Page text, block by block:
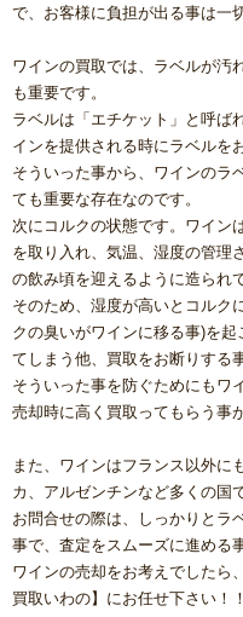
で、お客様に負担が出る事は一
ワインの買取では、ラベルが汚
も重要です。
ラベルは「エチケット」と呼ば
インを提供される時にラベルを
そういった事から、ワインのラ
ても重要な存在なのです。
次にコルクの状態です。ワイン
を取り入れ、気温、湿度の管理
の飲み頃を迎えるように造られ
そのため、湿度が高いとコルク
クの臭いがワインに移る事)を
てしまう他、買取をお断りする
そういった事を防ぐためにもワ
売却時に高く買取ってもらう事
また、ワインはフランス以外に
カ、アルゼンチンなど多くの国
お問合せの際は、しっかりとラ
事で、査定をスムーズに進める
ワインの売却をお考えでしたら
買取いわの】にお任せ下さい！！